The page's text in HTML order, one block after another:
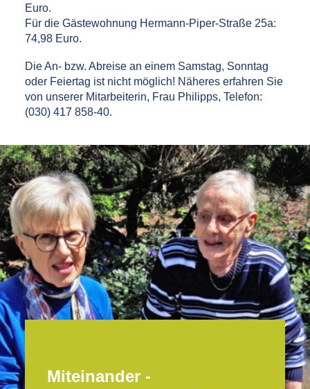
Euro.
Für die Gästewohnung Hermann-Piper-Straße 25a:
74,98 Euro.
Die An- bzw. Abreise an einem Samstag, Sonntag
oder Feiertag ist nicht möglich! Näheres erfahren Sie
von unserer Mitarbeiterin, Frau Philipps, Telefon:
(030) 417 858-40.
Miteinander -